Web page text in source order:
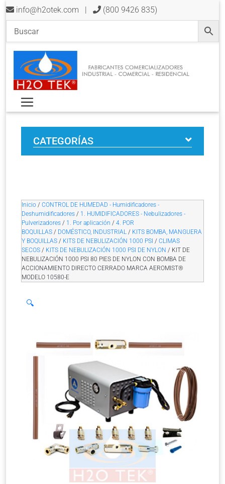
info@h2otek.com | (800 9426 835)
CATEGORÍAS
Inicio / CONTROL DE HUMEDAD - Humidificadores -
Deshumidificadores / 1. HUMIDIFICADORES - Nebulizadores -
Pulverizadores / 1. Por aplicación / 4. POR
BOQUILLAS / DOMÉSTICO, INDUSTRIAL / KITS BOMBA, MANGUERA
Y BOQUILLAS / KITS DE NEBULIZACIÓN 1000 PSI / CLIMAS
SECOS / KITS DE NEBULIZACIÓN 1000 PSI DE NYLON / KIT DE
NEBULIZACIÓN 1000 PSI 80 PIES DE NYLON CON BOMBA DE
ACCIONAMIENTO DIRECTO CERRADO MARCA AEROMIST®
MODELO 10580-E
🔍